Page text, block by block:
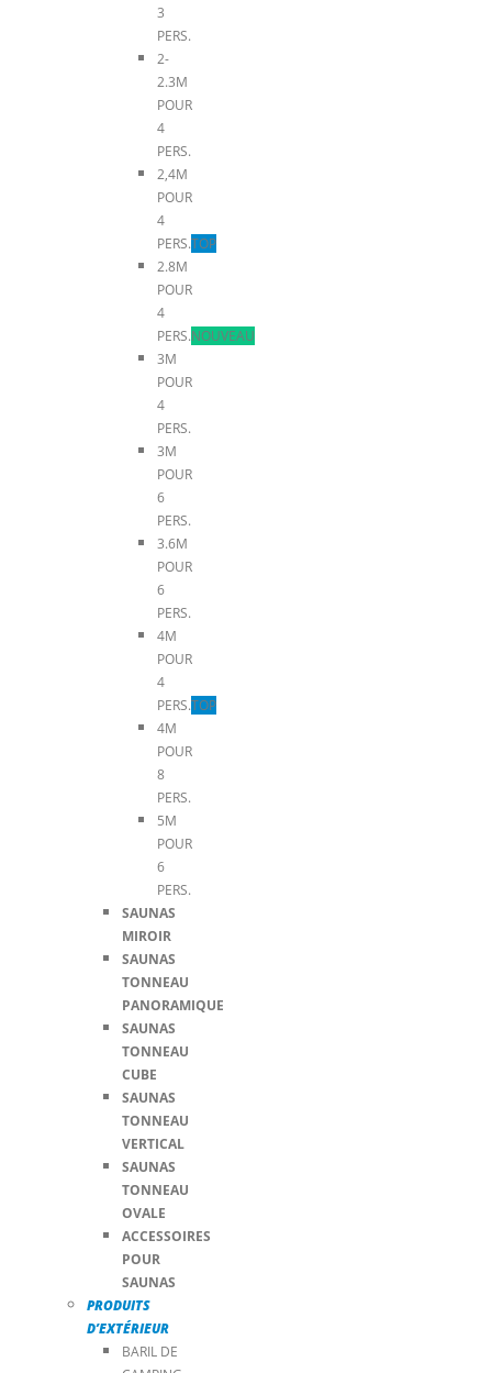
3
PERS.
2-
2.3M
POUR
4
PERS.
2,4M
POUR
4
PERS.TOP
2.8M
POUR
4
PERS.NOUVEAU
3M
POUR
4
PERS.
3M
POUR
6
PERS.
3.6M
POUR
6
PERS.
4M
POUR
4
PERS.TOP
4M
POUR
8
PERS.
5M
POUR
6
PERS.
SAUNAS
MIROIR
SAUNAS
TONNEAU
PANORAMIQUE
SAUNAS
TONNEAU
CUBE
SAUNAS
TONNEAU
VERTICAL
SAUNAS
TONNEAU
OVALE
ACCESSOIRES
POUR
SAUNAS
PRODUITS
D’EXTÉRIEUR
BARIL DE